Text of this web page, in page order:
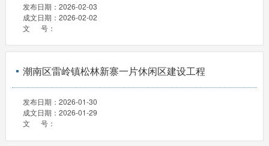
发布日期： 2026-02-03
成文日期： 2026-02-02
文 号：
潮南区雷岭镇松林新寨一片休闲区建设工程
发布日期： 2026-01-30
成文日期： 2026-01-29
文 号：